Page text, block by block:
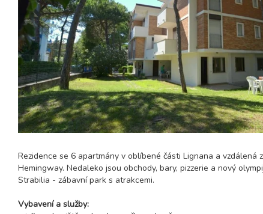
Rezidence se 6 apartmány v oblíbené části Lignana a
Hemingway. Nedaleko jsou obchody, bary, pizzerie a nový
Strabilia - zábavní park s atrakcemi.
Vybavení a služby: